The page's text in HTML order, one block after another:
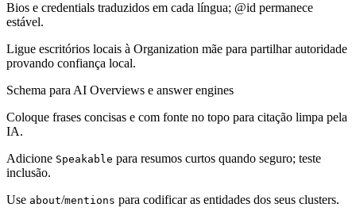
Bios e credentials traduzidos em cada língua; @id permanece
estável.
Ligue escritórios locais à Organization mãe para partilhar autoridade
provando confiança local.
Schema para AI Overviews e answer engines
Coloque frases concisas e com fonte no topo para citação limpa pela
IA.
Adicione Speakable para resumos curtos quando seguro; teste
inclusão.
Use about/mentions para codificar as entidades dos seus clusters.